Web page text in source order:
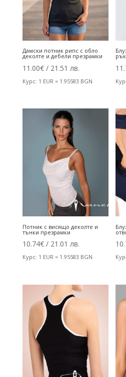
Дамски потник рипс с обло
деколте и дебели презрамки
11.00€/ 21.51 лв.
Курс: 1 EUR = 1.95583 BGN
Потник с висящо деколте и
тънки презрамки
10.74€/ 21.01 лв.
Курс: 1 EUR = 1.95583 BGN